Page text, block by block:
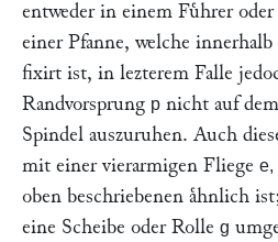
entweder in einem Fuͤhrer
einer Pfanne, welche
fixirt ist, in lezterem Falle
Randvorsprung p nicht auf
Spindel auszuruhen. Auch
mit einer vierarmigen Fliege e,
oben beschriebenen aͤhnlich
eine Scheibe oder Rolle g